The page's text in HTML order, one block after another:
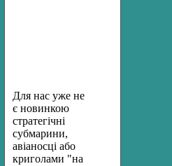
Для нас уже не
є новинкою
стратегічні
субмарини,
авіаносці або
криголами "на